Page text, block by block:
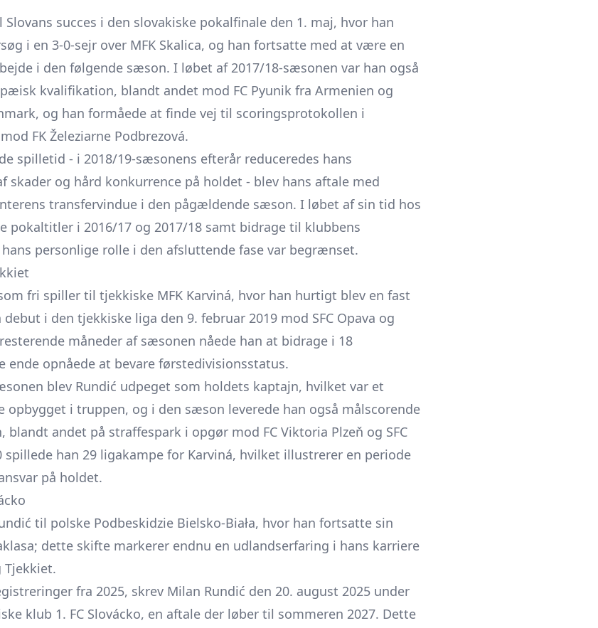
succes i den slovakiske pokalfinale den 1. maj, hvor han
i en 3-0-sejr over MFK Skalica, og han fortsatte med at være en
i den følgende sæson. I løbet af 2017/18-sæsonen var han også
kvalifikation, blandt andet mod FC Pyunik fra Armenien og
og han formåede at finde vej til scoringsprotokollen i
FK Železiarne Podbrezová.
spilletid - i 2018/19-sæsonens efterår reduceredes hans
og hård konkurrence på holdet - blev hans aftale med
transfervindue i den pågældende sæson. I løbet af sin tid hos
pokaltitler i 2016/17 og 2017/18 samt bidrage til klubbens
personlige rolle i den afsluttende fase var begrænset.
fri spiller til tjekkiske MFK Karviná, hvor han hurtigt blev en fast
i den tjekkiske liga den 9. februar 2019 mod SFC Opava og
måneder af sæsonen nåede han at bidrage i 18
ende opnåede at bevare førstedivisionsstatus.
blev Rundić udpeget som holdets kaptajn, hvilket var et
opbygget i truppen, og i den sæson leverede han også målscorende
andet på straffespark i opgør mod FC Viktoria Plzeň og SFC
spillede han 29 ligakampe for Karviná, hvilket illustrerer en periode
på holdet.
til polske Podbeskidzie Bielsko-Biała, hvor han fortsatte sin
dette skifte markerer endnu en udlandserfaring i hans karriere
Tjekkiet.
fra 2025, skrev Milan Rundić den 20. august 2025 under
klub 1. FC Slovácko, en aftale der løber til sommeren 2027. Dette